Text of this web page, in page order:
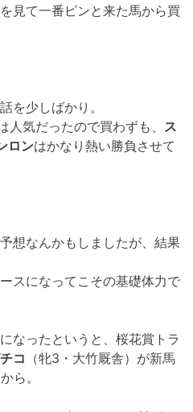
見て一番ピンと来た馬から買
を少しばかり。
人気だったので買わずも、 ス
ロンはかなり熱い勝負させて
想なんかもしましたが、結果
スになってこその基礎体力で
なったというと、桜花賞トラ
コ （牝3・大竹厩舎）が新馬
ら。